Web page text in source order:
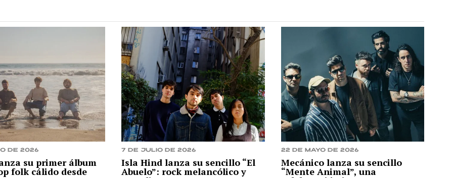
de 2026
su primer álbum
folk cálido desde
7 de julio de 2026
Isla Hind lanza su sencillo “El
Abuelo”: rock melancólico y
22 de mayo de 2026
Mecánico lanza su sencillo
“Mente Animal”, una